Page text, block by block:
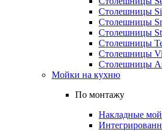
Столешницы
Столешницы
Столешницы
Столешницы
Столешницы
Столешницы
Мойки на кухню
По монтажу
Накладные